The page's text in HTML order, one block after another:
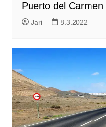
Puerto del Carmen
Jari 8.3.2022